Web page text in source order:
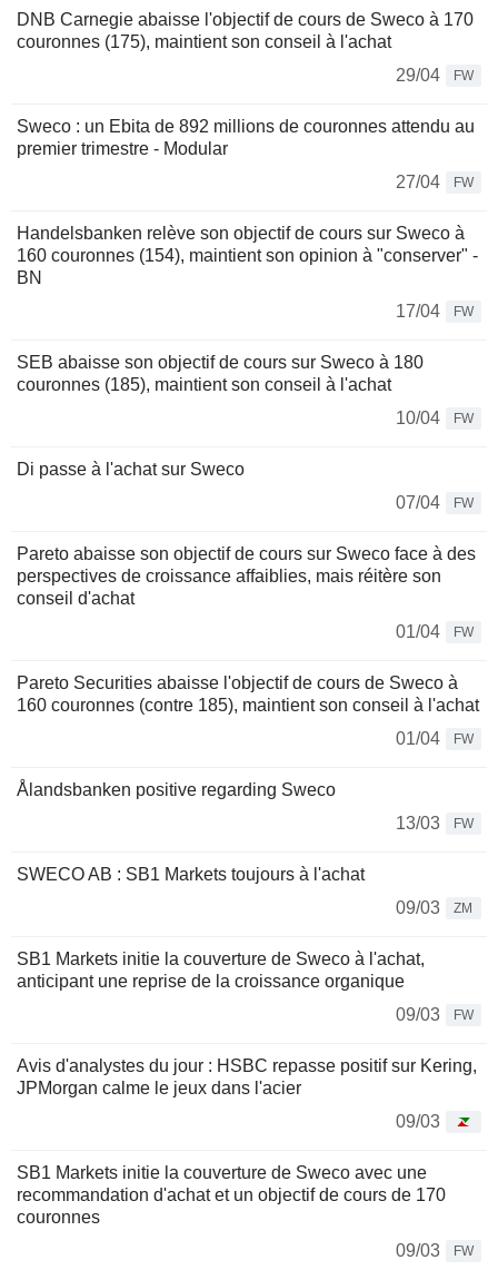
DNB Carnegie abaisse l'objectif de cours de Sweco à 170
couronnes (175), maintient son conseil à l'achat
29/04
FW
Sweco : un Ebita de 892 millions de couronnes attendu au
premier trimestre - Modular
27/04
FW
Handelsbanken relève son objectif de cours sur Sweco à
160 couronnes (154), maintient son opinion à "conserver" -
BN
17/04
FW
SEB abaisse son objectif de cours sur Sweco à 180
couronnes (185), maintient son conseil à l'achat
10/04
FW
Di passe à l'achat sur Sweco
07/04
FW
Pareto abaisse son objectif de cours sur Sweco face à des
perspectives de croissance affaiblies, mais réitère son
conseil d'achat
01/04
FW
Pareto Securities abaisse l'objectif de cours de Sweco à
160 couronnes (contre 185), maintient son conseil à l'achat
01/04
FW
Ålandsbanken positive regarding Sweco
13/03
FW
SWECO AB : SB1 Markets toujours à l'achat
09/03
ZM
SB1 Markets initie la couverture de Sweco à l'achat,
anticipant une reprise de la croissance organique
09/03
FW
Avis d'analystes du jour : HSBC repasse positif sur Kering,
JPMorgan calme le jeux dans l'acier
09/03
SB1 Markets initie la couverture de Sweco avec une
recommandation d'achat et un objectif de cours de 170
couronnes
09/03
FW